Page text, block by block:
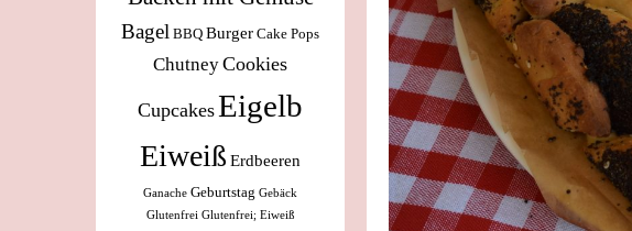
Bagel BBQ Burger Cake Pops
ChutneyCookies
CupcakesEigelb
Eiweiß Erdbeeren
Ganache Geburtstag Gebäck
Glutenfrei Glutenfrei; Eiweiß